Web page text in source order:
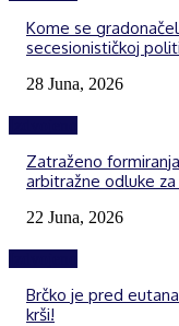
Kome se
secesionističkoj
28 Juna, 2026
Zatraženo
arbitražne odluke za
22 Juna, 2026
Brčko je pred
krši!